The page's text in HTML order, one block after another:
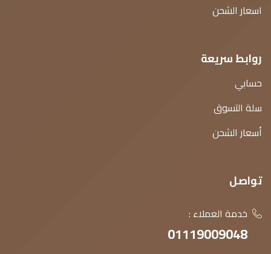
اسعار الشحن
روابط سريعة
حسابي
سلة التسوق
أسعار الشحن
تواصل
خدمة العملاء :
01119009048